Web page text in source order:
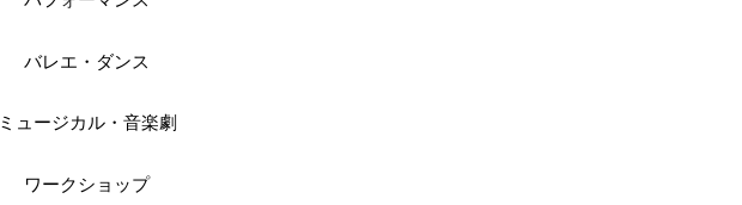
バレエ・ダンス
ミュージカル・音楽劇
ワークショップ